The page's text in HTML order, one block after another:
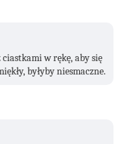
ciastkami w rękę, aby się
byłyby niesmaczne.